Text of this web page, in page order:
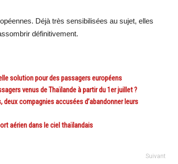
Déjà très sensibilisées au sujet, elles
définitivement.
solution pour des passagers européens
venus de Thaïlande à partir du 1er juillet ?
deux compagnies accusées d’abandonner leurs
aérien dans le ciel thaïlandais
Suivant